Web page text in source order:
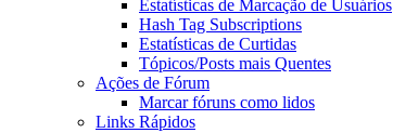
Estatísticas de Marcação de Usuários
Hash Tag Subscriptions
Estatísticas de Curtidas
Tópicos/Posts mais Quentes
Ações de Fórum
Marcar fóruns como lidos
Links Rápidos